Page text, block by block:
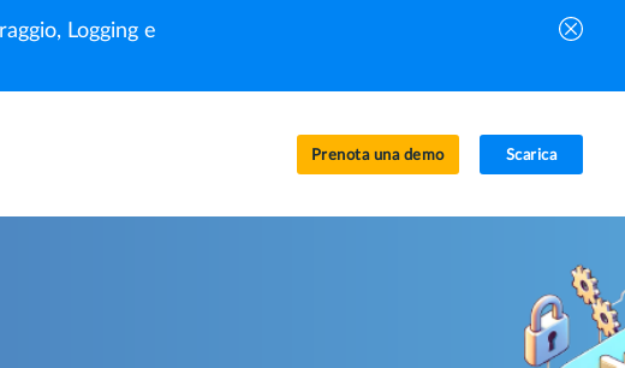
Logging e
Prenota una demo Scarica